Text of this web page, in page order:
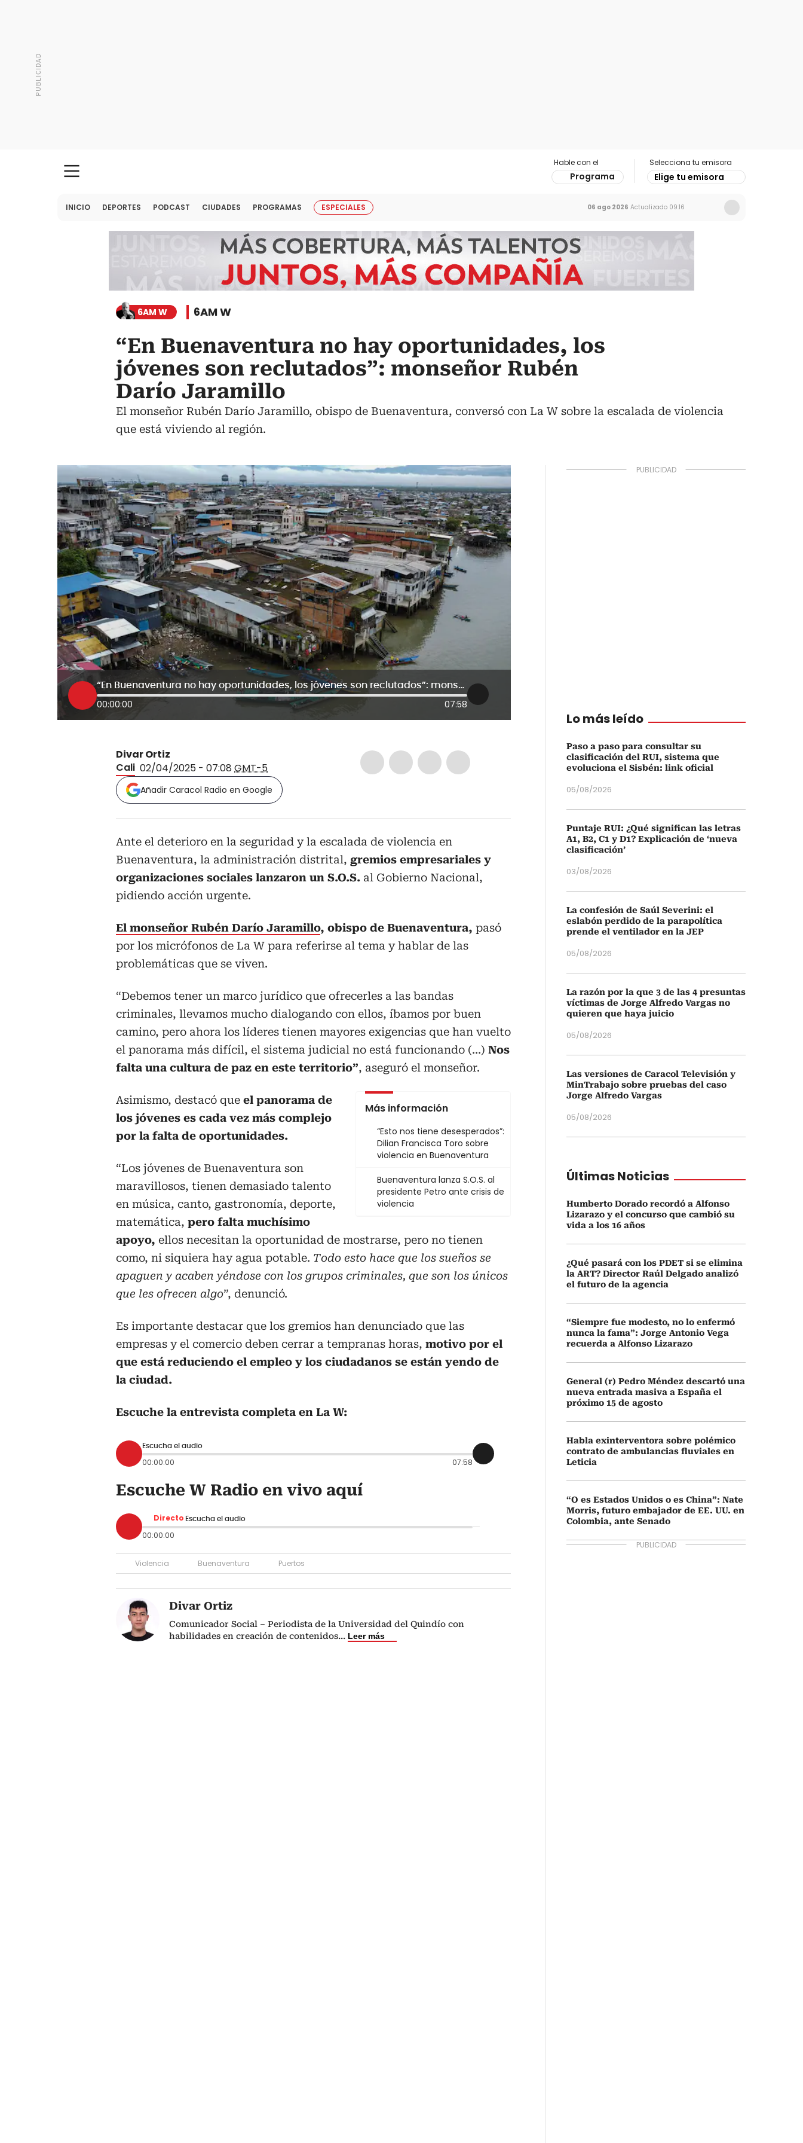
Hable con el
Programa
Selecciona tu emisora
Elige tu emisora
INICIO DEPORTES PODCAST CIUDADES PROGRAMAS ESPECIALES 06 ago 2026 Actualizado 09:16
6AM W 6AM W
“En Buenaventura no hay oportunidades, los
jóvenes son reclutados”: monseñor Rubén
Darío Jaramillo
El monseñor Rubén Darío Jaramillo, obispo de Buenaventura, conversó con La W sobre la escalada de violencia
que está viviendo al región.
“En Buenaventura no hay oportunidades, los jóvenes son reclutados”: monseñor Rubén Darío Jaramillo
00:00:00 07:58
Divar Ortiz
Cali 02/04/2025 - 07:08 GMT-5
Añadir Caracol Radio en Google
Ante el deterioro en la seguridad y la escalada de violencia en
Buenaventura, la administración distrital, gremios empresariales y
organizaciones sociales lanzaron un S.O.S. al Gobierno Nacional,
pidiendo acción urgente.
El monseñor Rubén Darío Jaramillo, obispo de Buenaventura, pasó
por los micrófonos de La W para referirse al tema y hablar de las
problemáticas que se viven.
“Debemos tener un marco jurídico que ofrecerles a las bandas
criminales, llevamos mucho dialogando con ellos, íbamos por buen
camino, pero ahora los líderes tienen mayores exigencias que han vuelto
el panorama más difícil, el sistema judicial no está funcionando (…) Nos
falta una cultura de paz en este territorio”, aseguró el monseñor.
Más información
“Esto nos tiene desesperados”:
Dilian Francisca Toro sobre
violencia en Buenaventura
Buenaventura lanza S.O.S. al
presidente Petro ante crisis de
violencia
Asimismo, destacó que el panorama de
los jóvenes es cada vez más complejo
por la falta de oportunidades.
“Los jóvenes de Buenaventura son
maravillosos, tienen demasiado talento
en música, canto, gastronomía, deporte,
matemática, pero falta muchísimo
apoyo, ellos necesitan la oportunidad de mostrarse, pero no tienen
como, ni siquiera hay agua potable. Todo esto hace que los sueños se
apaguen y acaben yéndose con los grupos criminales, que son los únicos
que les ofrecen algo”, denunció.
Es importante destacar que los gremios han denunciado que las
empresas y el comercio deben cerrar a tempranas horas, motivo por el
que está reduciendo el empleo y los ciudadanos se están yendo de
la ciudad.
Escuche la entrevista completa en La W:
Escucha el audio
00:00:00 07:58
Escuche W Radio en vivo aquí
Directo Escucha el audio
00:00:00
Violencia Buenaventura Puertos
Divar Ortiz
Comunicador Social – Periodista de la Universidad del Quindío con
habilidades en creación de contenidos... Leer más
Lo más leído
Paso a paso para consultar su
clasificación del RUI, sistema que
evoluciona el Sisbén: link oficial
05/08/2026
Puntaje RUI: ¿Qué significan las letras
A1, B2, C1 y D1? Explicación de ‘nueva
clasificación’
03/08/2026
La confesión de Saúl Severini: el
eslabón perdido de la parapolítica
prende el ventilador en la JEP
05/08/2026
La razón por la que 3 de las 4 presuntas
víctimas de Jorge Alfredo Vargas no
quieren que haya juicio
05/08/2026
Las versiones de Caracol Televisión y
MinTrabajo sobre pruebas del caso
Jorge Alfredo Vargas
05/08/2026
Últimas Noticias
Humberto Dorado recordó a Alfonso
Lizarazo y el concurso que cambió su
vida a los 16 años
¿Qué pasará con los PDET si se elimina
la ART? Director Raúl Delgado analizó
el futuro de la agencia
“Siempre fue modesto, no lo enfermó
nunca la fama”: Jorge Antonio Vega
recuerda a Alfonso Lizarazo
General (r) Pedro Méndez descartó una
nueva entrada masiva a España el
próximo 15 de agosto
Habla exinterventora sobre polémico
contrato de ambulancias fluviales en
Leticia
“O es Estados Unidos o es China”: Nate
Morris, futuro embajador de EE. UU. en
Colombia, ante Senado